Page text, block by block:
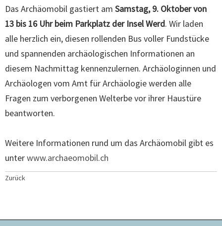
Das Archäomobil gastiert am Samstag, 9. Oktober von
13 bis 16 Uhr beim Parkplatz der Insel Werd. Wir laden
alle herzlich ein, diesen rollenden Bus voller Fundstücke
und spannenden archäologischen Informationen an
diesem Nachmittag kennenzulernen. Archäologinnen und
Archäologen vom Amt für Archäologie werden alle
Fragen zum verborgenen Welterbe vor ihrer Haustüre
beantworten.
Weitere Informationen rund um das Archäomobil gibt es
unterwww.archaeomobil.ch
Zurück